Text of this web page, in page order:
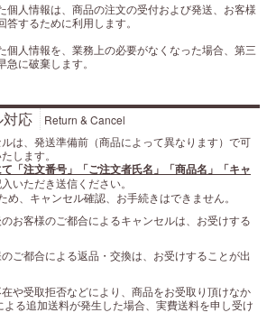
個人情報は、商品の注文の受付および発送、お客様
するために利用します。
個人情報を、業務上の必要がなくなった場合、第三
に破棄します。
応
Return & Cancel
は、発送準備前（商品によって異なります）で可
します。
「注文番号」「ご注文者氏名」「商品名」「キャ
いただき送信ください。
め、キャンセル確認、お手続きはできません。
お客様のご都合によるキャンセルは、お受けする
ご都合による返品・交換は、お受けすることが出
や受取拒否などにより、商品をお受取り頂けなか
よる追加送料が発生した場合、実費送料を申し受け